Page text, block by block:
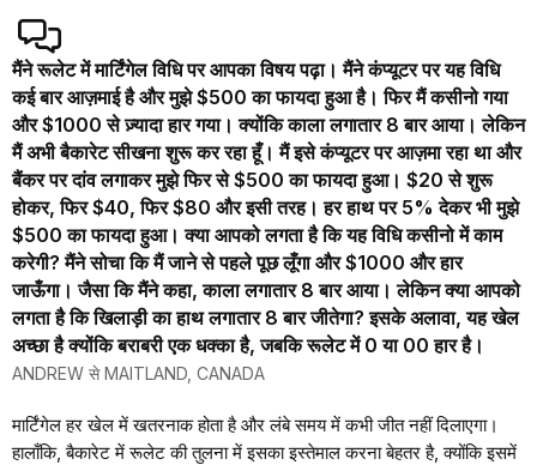
मैंने रूलेट में मार्टिंगेल विधि पर आपका विषय पढ़ा। मैंने कंप्यूटर पर यह विधि
कई बार आज़माई है और मुझे $500 का फायदा हुआ है। फिर मैं कसीनो गया
और $1000 से ज़्यादा हार गया। क्योंकि काला लगातार 8 बार आया। लेकिन
मैं अभी बैकारेट सीखना शुरू कर रहा हूँ। मैं इसे कंप्यूटर पर आज़मा रहा था और
बैंकर पर दांव लगाकर मुझे फिर से $500 का फायदा हुआ। $20 से शुरू
होकर, फिर $40, फिर $80 और इसी तरह। हर हाथ पर 5% देकर भी मुझे
$500 का फायदा हुआ। क्या आपको लगता है कि यह विधि कसीनो में काम
करेगी? मैंने सोचा कि मैं जाने से पहले पूछ लूँगा और $1000 और हार
जाऊँगा। जैसा कि मैंने कहा, काला लगातार 8 बार आया। लेकिन क्या आपको
लगता है कि खिलाड़ी का हाथ लगातार 8 बार जीतेगा? इसके अलावा, यह खेल
अच्छा है क्योंकि बराबरी एक धक्का है, जबकि रूलेट में 0 या 00 हार है।
ANDREW से MAITLAND, CANADA
मार्टिंगेल हर खेल में खतरनाक होता है और लंबे समय में कभी जीत नहीं दिलाएगा।
हालाँकि, बैकारेट में रूलेट की तुलना में इसका इस्तेमाल करना बेहतर है, क्योंकि इसमें